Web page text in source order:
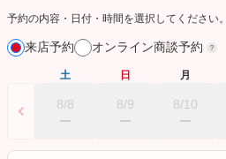
予約の内容・日付・時間を選択してください。
来店予約 オンライン商談予約
土
8/8
日
8/9
月
8/10